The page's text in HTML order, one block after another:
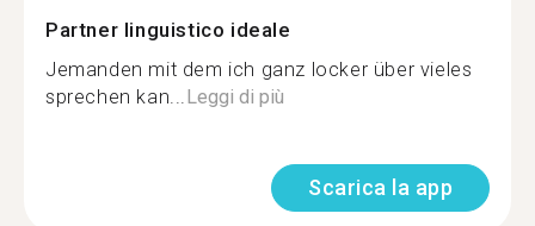
Partner linguistico ideale
Jemanden mit dem ich ganz locker über vieles
sprechen kan...Leggi di più
Scarica la app